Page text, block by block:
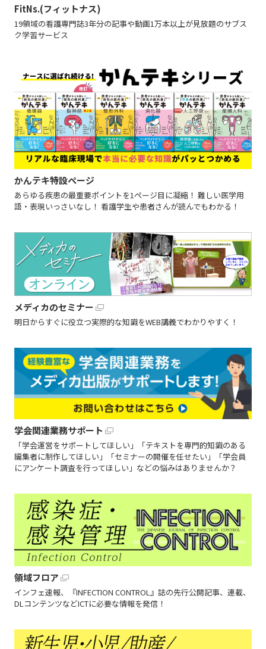
FitNs.(フィットナス)
19領域の看護専門誌3年分の記事や動画1万本以上が見放題のサブス
ク学習サービス
かんテキ特設ページ
あらゆる疾患の最重要ポイントを1ページ目に凝縮！ 難しい医学用
語・表現いっさいなし！ 看護学生や患者さんが読んでもわかる！
メディカのセミナー
明日からすぐに役立つ実際的な知識をWEB講義でわかりやすく！
学会関連業務サポート
「学会運営をサポートしてほしい」「テキストを専門的知識のある
編集者に制作してほしい」「セミナーの開催を任せたい」「学会員
にアンケート調査を行ってほしい」などの悩みはありませんか？
領域フロア
インフェ速報、『INFECTION CONTROL』誌の先行公開記事、連載、
DLコンテンツなどICTに必要な情報を発信！